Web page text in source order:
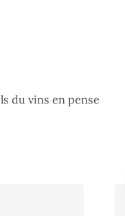
du vins en pense